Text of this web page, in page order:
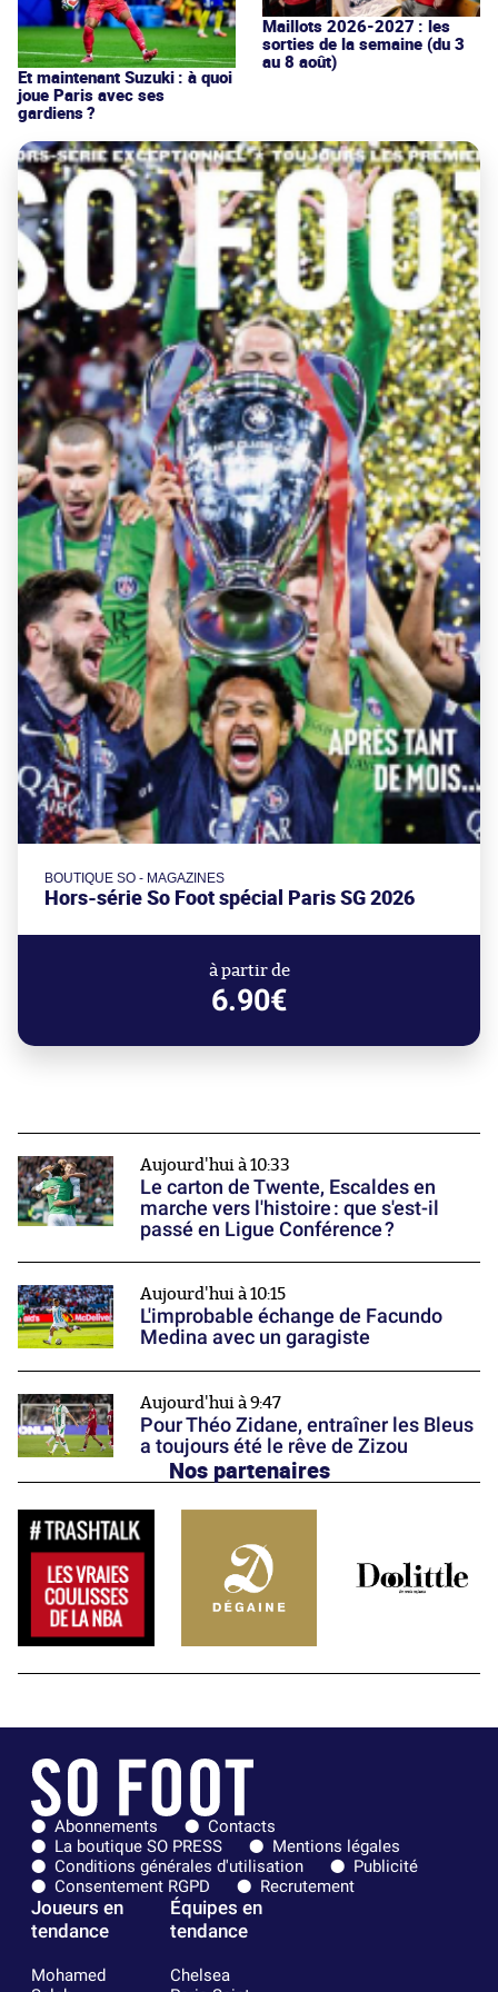
Et maintenant Suzuki : à quoi
joue Paris avec ses
gardiens ?
Maillots 2026-2027 : les
sorties de la semaine (du 3
au 8 août)
BOUTIQUE SO - MAGAZINES
Hors-série So Foot spécial Paris SG 2026
à partir de
6.90€
Aujourd'hui à 10:33
Le carton de Twente, Escaldes en
marche vers l'histoire : que s'est-il
passé en Ligue Conférence ?
Aujourd'hui à 10:15
L'improbable échange de Facundo
Medina avec un garagiste
Aujourd'hui à 9:47
Pour Théo Zidane, entraîner les Bleus
a toujours été le rêve de Zizou
Nos partenaires
Abonnements
Contacts
La boutique SO PRESS
Mentions légales
Conditions générales d'utilisation
Publicité
Consentement RGPD
Recrutement
Joueurs en
tendance
Mohamed
Équipes en
tendance
Chelsea